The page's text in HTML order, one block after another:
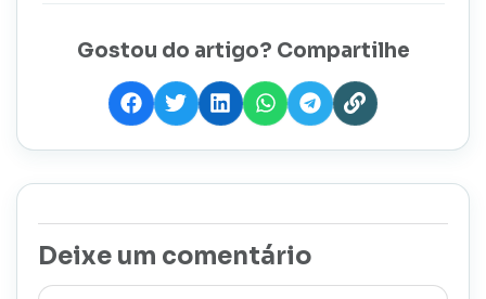
Gostou do artigo? Compartilhe
Deixe um comentário